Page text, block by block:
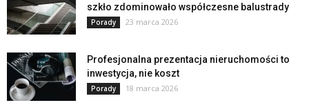
szkło zdominowało współczesne balustrady
Porady 23 marca 2026
Profesjonalna prezentacja nieruchomości to
inwestycja, nie koszt
Porady 18 marca 2026